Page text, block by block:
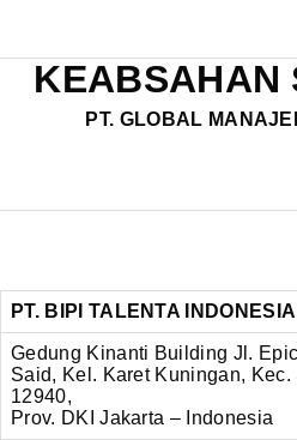
TALENTA
KEABSAHAN
PT. GLOBAL
PT. BIPI TALENTA INDONESIA
Gedung Kinanti Building Jl.
Said, Kel. Karet Kuningan,
12940,
Prov. DKI Jakarta – Indonesia